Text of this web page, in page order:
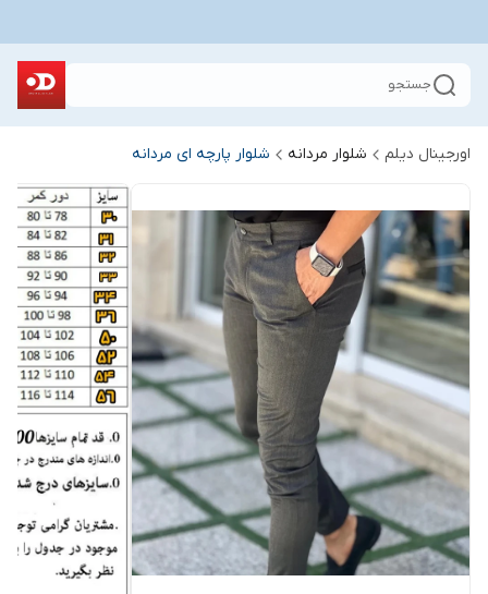
جستجو
اورجینال دیلم شلوار مردانه شلوار پارچه ای مردانه